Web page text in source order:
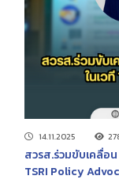
14.11.2025
สวรส.ร่วมขับเคลื่อ
TSRI Policy